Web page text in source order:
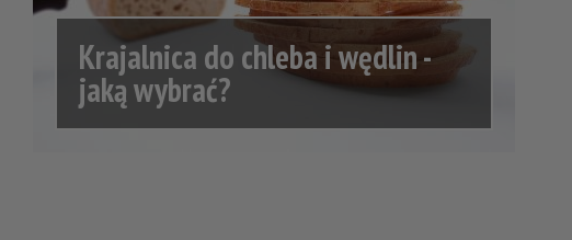
Krajalnica do chleba i wędlin -
jaką wybrać?